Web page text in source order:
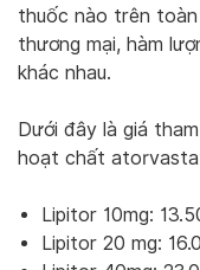
thuốc nào trên
thương mại, hàm
khác nhau.
Dưới đây là giá
hoạt chất
Lipitor 10mg:
Lipitor 20 mg: